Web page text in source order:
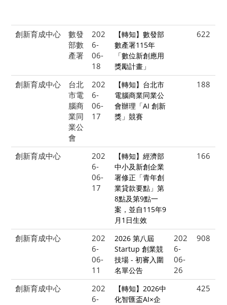
創新育成中心
數發
部數
產署
202
6-
06-
18
【轉知】數發部
數產署115年
「數位新創應用
獎勵計畫」
622
創新育成中心
台北
市電
腦商
業同
業公
會
202
6-
06-
17
【轉知】台北市
電腦商業同業公
會辦理「AI 創新
獎」競賽
188
創新育成中心
202
6-
06-
17
【轉知】經濟部
中小及新創企業
署修正「青年創
業貸款要點」第
8點及第9點一
案，並自115年9
月1日生效
166
創新育成中心
202
6-
06-
11
2026 第八屆
Startup 創業競
技場 - 初審入圍
名單公告
202
6-
06-
26
908
創新育成中心
202
6-
【轉知】2026中
化智匯盃AI×企
425